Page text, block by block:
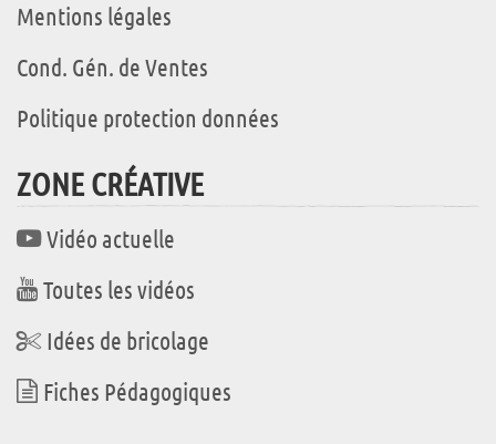
Mentions légales
Cond. Gén. de Ventes
Politique protection données
ZONE CRÉATIVE
Vidéo actuelle
Toutes les vidéos
Idées de bricolage
Fiches Pédagogiques